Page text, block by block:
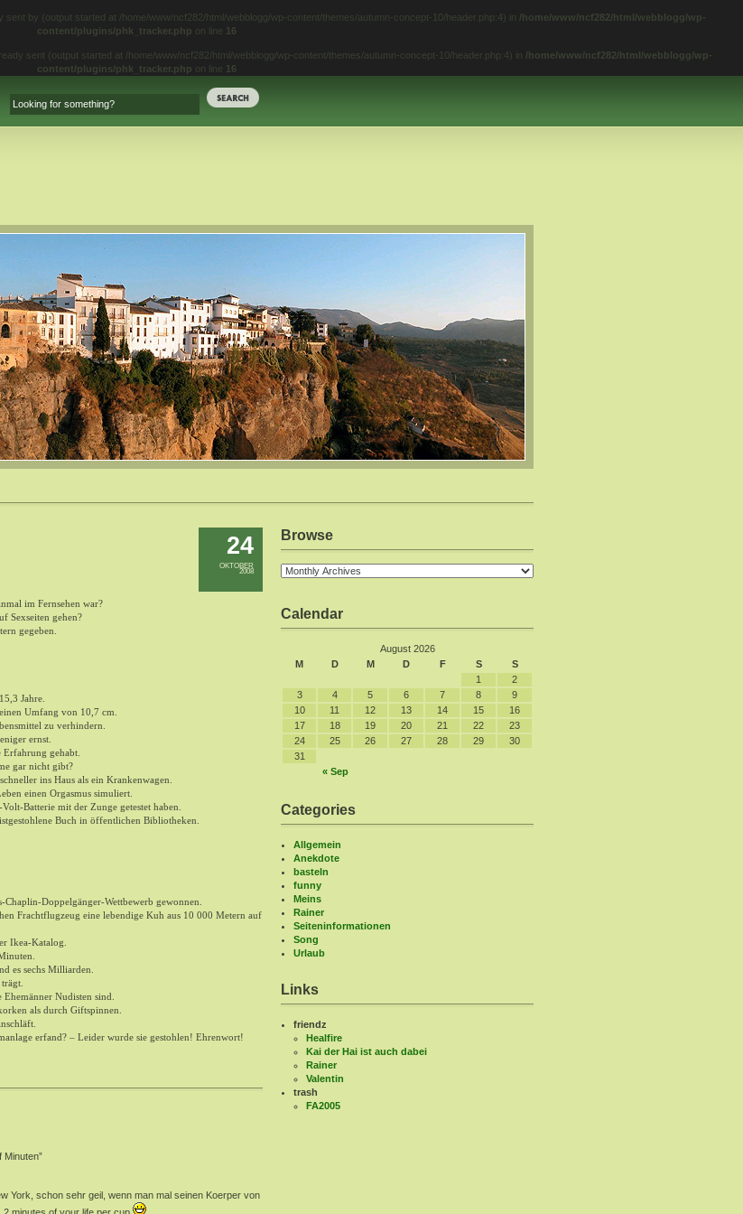
by (output started at /home/www/ncf282/html/webblogg/wp-content/themes/autumn-concept-10/header.php:4) in /home/www/ncf282/html/webblogg/wp-
content/plugins/phk_tracker.php on line 16
sent (output started at /home/www/ncf282/html/webblogg/wp-content/themes/autumn-concept-10/header.php:4) in /home/www/ncf282/html/webblogg/wp-
content/plugins/phk_tracker.php on line 16
24
OKTOBER
2008
im Fernsehen war?
Sexseiten gehen?
gegeben.
Jahre.
Umfang von 10,7 cm.
zu verhindern.
ernst.
gehabt.
gar nicht gibt?
ins Haus als ein Krankenwagen.
einen Orgasmus simuliert.
Batterie mit der Zunge getestet haben.
Buch in öffentlichen Bibliotheken.
Doppelgänger-Wettbewerb gewonnen.
Frachtflugzeug eine lebendige Kuh aus 10 000 Metern auf
Ikea-Katalog.
es sechs Milliarden.
Nudisten sind.
als durch Giftspinnen.
erfand? – Leider wurde sie gestohlen! Ehrenwort!
Minuten”
York, schon sehr geil, wenn man mal seinen Koerper von
Browse
Calendar
August 2026
M
D M D F S S
« Sep
1
2
3
4 5 6 7 8
9
10
11 12 13 14 15
16
17
18 19 20 21 22
23
24
25 26 27 28 29
30
31
Categories
Allgemein
Anekdote
basteln
funny
Meins
Rainer
Seiteninformationen
Song
Urlaub
Links
friendz
Healfire
Kai der Hai ist auch dabei
Rainer
Valentin
trash
FA2005